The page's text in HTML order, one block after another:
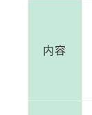
内容